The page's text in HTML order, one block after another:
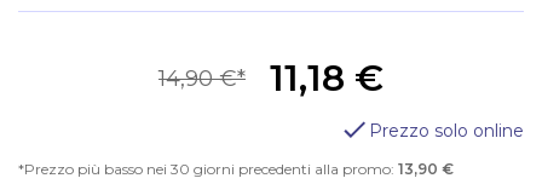
11,18 €
14,90 €
Prezzo solo online
Prezzo più basso nei 30 giorni precedenti alla promo: 13,90 €